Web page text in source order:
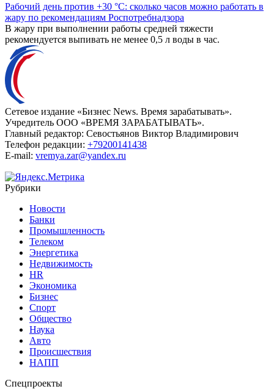
Рабочий день против +30 °C: сколько часов можно работать в
жару по рекомендациям Роспотребнадзора
В жару при выполнении работы средней тяжести
рекомендуется выпивать не менее 0,5 л воды в час.
Сетевое издание «Бизнес News. Время зарабатывать».
Учредитель ООО «ВРЕМЯ ЗАРАБАТЫВАТЬ».
Главный редактор: Севостьянов Виктор Владимирович
Телефон редакции: +79200141438
E-mail: vremya.zar@yandex.ru
Рубрики
Новости
Банки
Промышленность
Телеком
Энергетика
Недвижимость
HR
Экономика
Бизнес
Спорт
Общество
Наука
Авто
Происшествия
НАПП
Спецпроекты